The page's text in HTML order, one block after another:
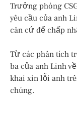
Trưởng phòng
yêu cầu của anh
căn cứ để chấp
Từ các phân tích
ba của anh Linh
khai xin lỗi anh
chúng.